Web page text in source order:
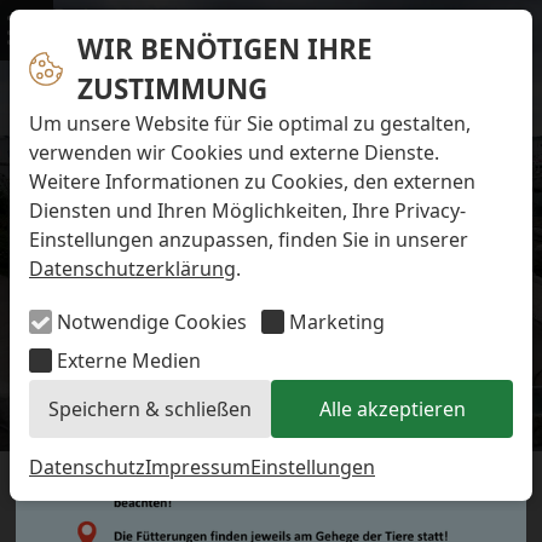
WIR BENÖTIGEN IHRE
ZUSTIMMUNG
Um unsere Website für Sie optimal zu gestalten,
verwenden wir Cookies und externe Dienste.
Weitere Informationen zu Cookies, den externen
Diensten und Ihren Möglichkeiten, Ihre Privacy-
Einstellungen anzupassen, finden Sie in unserer
Datenschutzerklärung.
Notwendige Cookies
Marketing
Externe Medien
Speichern & schließen
Alle akzeptieren
DatenschutzImpressumEinstellungen
Menü
Navigation überspringen
Preise & Infos
Öffnungs- und Fütterungszeiten
Eintrittspreise
Aktuelles
Alle Meldungen
Eisbären-Nachwuchs Anna & Elsa
Eisbären-Nachwuchs Lale & Lili
FAQ zum Tod des Schimpansen-Jungtiers
Newsletter
Bildungsletter
Barrierefreier Zoo
Hausordnung
Arbeiten im Zoo
Ausbildung zur Zootierpflegerin/zum Zootierpfleger
Freiwilliges ökologisches Jahr (FÖJ)
Mitarbeiter:in (w/m/d) auf Minijob-Basis
Patenschaften
Förderverein
Eisbären-Nachwuchs
DER ZOO AM MEER SAGT